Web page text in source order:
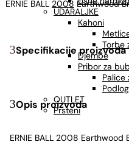
UDARALJKE
Kahoni
Torbe
Djembe
Pribor za
Palice
OUTLET
Prsteni
ERNIE BALL 2008 Earthwood
Specifikacije proizvoda
Opis proizvoda
ERNIE BALL 2008